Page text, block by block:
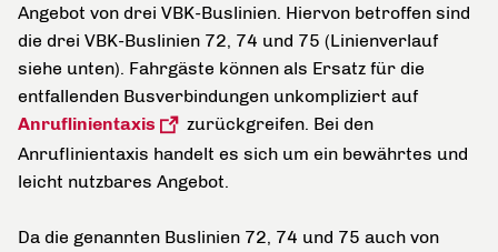
Angebot von drei VBK-Buslinien. Hiervon betroffen sind
die drei VBK-Buslinien 72, 74 und 75 (Linienverlauf
siehe unten). Fahrgäste können als Ersatz für die
entfallenden Busverbindungen unkompliziert auf
Anruflinientaxis
zurückgreifen. Bei den
Anruflinientaxis handelt es sich um ein bewährtes und
leicht nutzbares Angebot.
Da die genannten Buslinien 72, 74 und 75 auch von